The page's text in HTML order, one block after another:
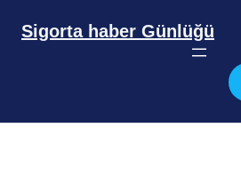
Sigorta haber Günlüğü